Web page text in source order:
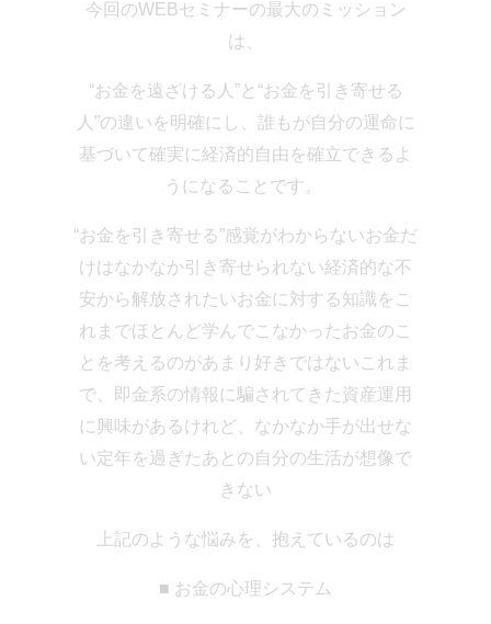
今回のWEBセミナーの最大のミッション
は、
“お金を遠ざける人”と“お金を引き寄せる
人”の違いを明確にし、 誰もが自分の運命に
基づいて確実に経済的自由を確立できるよ
うになることです。
“お金を引き寄せる”感覚がわからないお金だ
けはなかなか引き寄せられない経済的な不
安から解放されたいお金に対する知識をこ
れまでほとんど学んでこなかった お金のこ
とを考えるのがあまり好きではない これま
で、即金系の情報に騙されてきた 資産運用
に興味があるけれど、なかなか手が出せな
い定年を過ぎたあとの自分の生活が想像で
きない
上記のような悩みを、抱えているのは
■ お金の心理システム